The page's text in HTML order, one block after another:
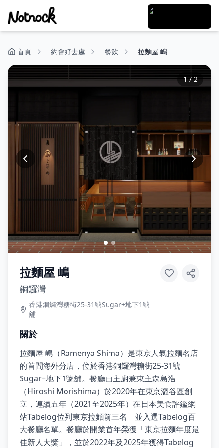
首頁 約會好去處 餐飲 拉麵屋 嶋
1 / 2
拉麵屋 嶋
銅鑼灣
香港銅鑼灣糖街25-31號Sugar+地下1號
舖
關於
拉麵屋 嶋（Ramenya Shima）是東京人氣拉麵名店
的首間海外分店，位於香港銅鑼灣糖街25-31號
Sugar+地下1號舖。餐廳由主廚兼東主森島浩
（Hiroshi Morishima）於2020年在東京澀谷區創
立，連續五年（2021至2025年）在日本美食評鑑網
站Tabelog位列東京拉麵前三名，並入選Tabelog百
大餐廳名單。餐廳於開業首年榮獲「東京拉麵年度最
佳新人大獎」，並於2022年及2025年獲得Tabelog